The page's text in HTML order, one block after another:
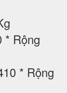
* Rộng
* Rộng